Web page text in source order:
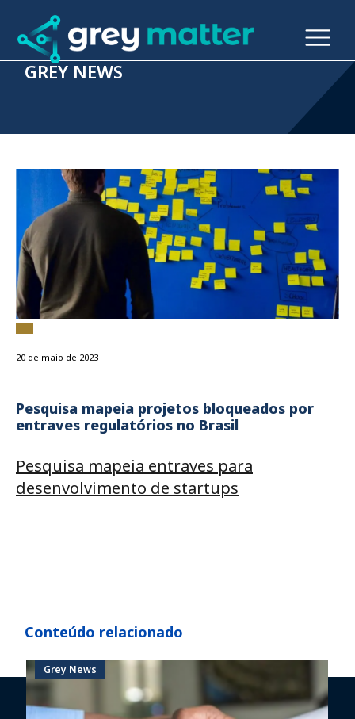
GREY NEWS
20 de maio de 2023
Pesquisa mapeia projetos bloqueados por
entraves regulatórios no Brasil
Pesquisa mapeia entraves para
desenvolvimento de startups
Conteúdo relacionado
Grey News